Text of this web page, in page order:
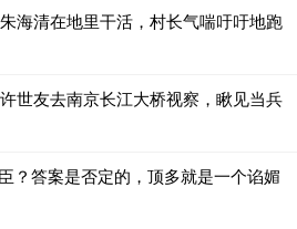
海清在地里干活，村长气喘吁吁地跑
世友去南京长江大桥视察，瞅见当兵
？答案是否定的，顶多就是一个谄媚